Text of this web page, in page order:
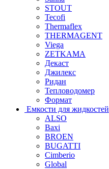
STOUT
Tecofi
Thermaflex
THERMAGENT
Viega
ZETKAMA
Декаст
Джилекс
Ридан
Тепловодомер
Формат
Емкости для жидкостей
ALSO
Baxi
BROEN
BUGATTI
Cimberio
Global